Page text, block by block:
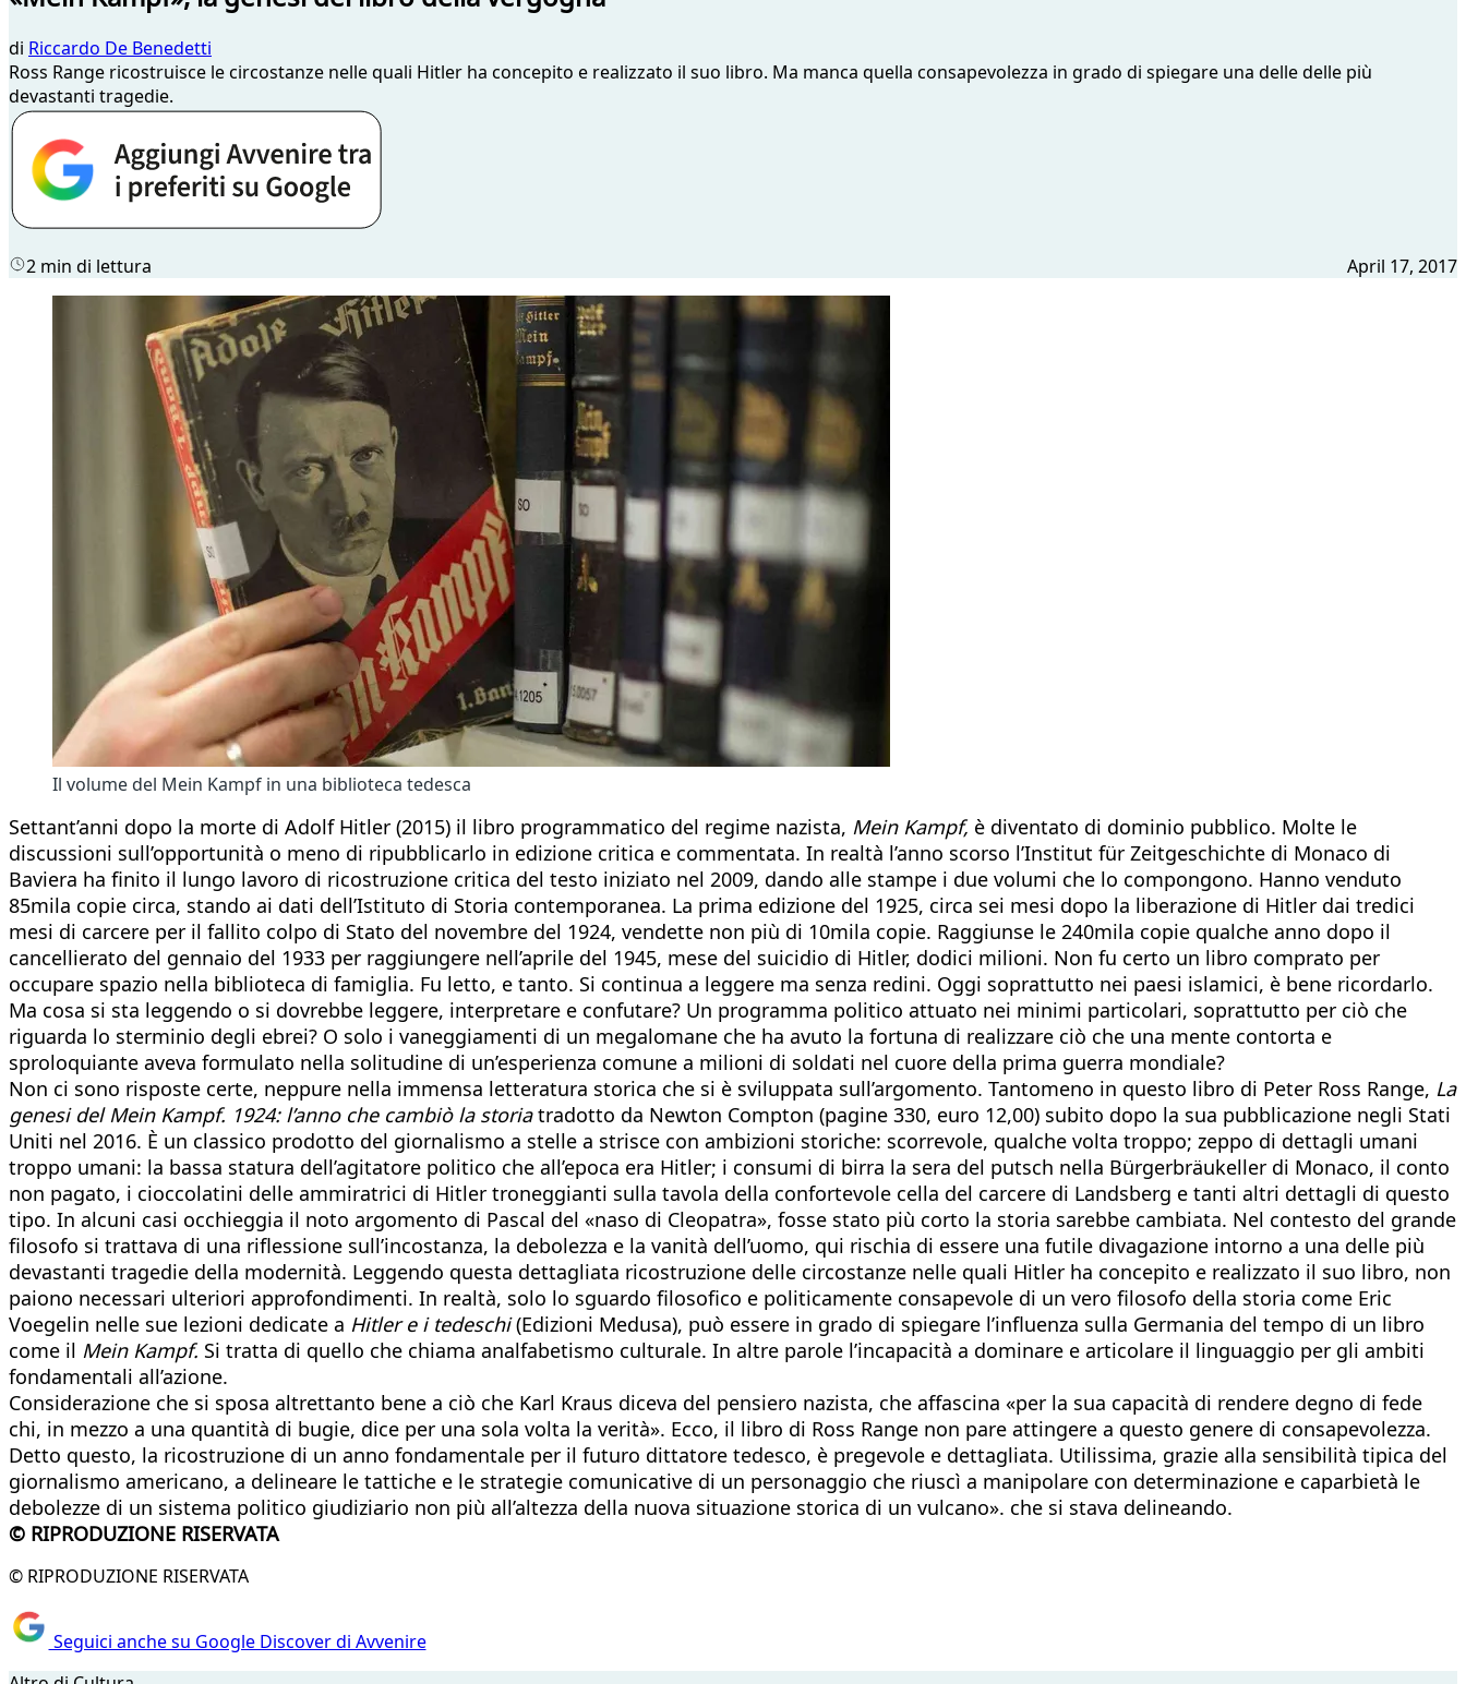
di Riccardo De Benedetti
Ross Range ricostruisce le circostanze nelle quali Hitler ha concepito e realizzato il suo libro. Ma manca quella consapevolezza in grado di spiegare una delle delle più
devastanti tragedie.
2 min di lettura April 17, 2017
Il volume del Mein Kampf in una biblioteca tedesca
Settant’anni dopo la morte di Adolf Hitler (2015) il libro programmatico del regime nazista, Mein Kampf, è diventato di dominio pubblico. Molte le
discussioni sull’opportunità o meno di ripubblicarlo in edizione critica e commentata. In realtà l’anno scorso l’Institut für Zeitgeschichte di Monaco di
Baviera ha finito il lungo lavoro di ricostruzione critica del testo iniziato nel 2009, dando alle stampe i due volumi che lo compongono. Hanno venduto
85mila copie circa, stando ai dati dell’Istituto di Storia contemporanea. La prima edizione del 1925, circa sei mesi dopo la liberazione di Hitler dai tredici
mesi di carcere per il fallito colpo di Stato del novembre del 1924, vendette non più di 10mila copie. Raggiunse le 240mila copie qualche anno dopo il
cancellierato del gennaio del 1933 per raggiungere nell’aprile del 1945, mese del suicidio di Hitler, dodici milioni. Non fu certo un libro comprato per
occupare spazio nella biblioteca di famiglia. Fu letto, e tanto. Si continua a leggere ma senza redini. Oggi soprattutto nei paesi islamici, è bene ricordarlo.
Ma cosa si sta leggendo o si dovrebbe leggere, interpretare e confutare? Un programma politico attuato nei minimi particolari, soprattutto per ciò che
riguarda lo sterminio degli ebrei? O solo i vaneggiamenti di un megalomane che ha avuto la fortuna di realizzare ciò che una mente contorta e
sproloquiante aveva formulato nella solitudine di un’esperienza comune a milioni di soldati nel cuore della prima guerra mondiale?
Non ci sono risposte certe, neppure nella immensa letteratura storica che si è sviluppata sull’argomento. Tantomeno in questo libro di Peter Ross Range, La
genesi del Mein Kampf. 1924: l’anno che cambiò la storiatradotto da Newton Compton (pagine 330, euro 12,00) subito dopo la sua pubblicazione negli Stati
Uniti nel 2016. È un classico prodotto del giornalismo a stelle a strisce con ambizioni storiche: scorrevole, qualche volta troppo; zeppo di dettagli umani
troppo umani: la bassa statura dell’agitatore politico che all’epoca era Hitler; i consumi di birra la sera del putsch nella Bürgerbräukeller di Monaco, il conto
non pagato, i cioccolatini delle ammiratrici di Hitler troneggianti sulla tavola della confortevole cella del carcere di Landsberg e tanti altri dettagli di questo
tipo. In alcuni casi occhieggia il noto argomento di Pascal del «naso di Cleopatra», fosse stato più corto la storia sarebbe cambiata. Nel contesto del grande
filosofo si trattava di una riflessione sull’incostanza, la debolezza e la vanità dell’uomo, qui rischia di essere una futile divagazione intorno a una delle più
devastanti tragedie della modernità. Leggendo questa dettagliata ricostruzione delle circostanze nelle quali Hitler ha concepito e realizzato il suo libro, non
paiono necessari ulteriori approfondimenti. In realtà, solo lo sguardo filosofico e politicamente consapevole di un vero filosofo della storia come Eric
Voegelin nelle sue lezioni dedicate a Hitler e i tedeschi(Edizioni Medusa), può essere in grado di spiegare l’influenza sulla Germania del tempo di un libro
come il Mein Kampf. Si tratta di quello che chiama analfabetismo culturale. In altre parole l’incapacità a dominare e articolare il linguaggio per gli ambiti
fondamentali all’azione.
Considerazione che si sposa altrettanto bene a ciò che Karl Kraus diceva del pensiero nazista, che affascina «per la sua capacità di rendere degno di fede
chi, in mezzo a una quantità di bugie, dice per una sola volta la verità». Ecco, il libro di Ross Range non pare attingere a questo genere di consapevolezza.
Detto questo, la ricostruzione di un anno fondamentale per il futuro dittatore tedesco, è pregevole e dettagliata. Utilissima, grazie alla sensibilità tipica del
giornalismo americano, a delineare le tattiche e le strategie comunicative di un personaggio che riuscì a manipolare con determinazione e caparbietà le
debolezze di un sistema politico giudiziario non più all’altezza della nuova situazione storica di un vulcano». che si stava delineando.
© RIPRODUZIONE RISERVATA
© RIPRODUZIONE RISERVATA
Seguici anche su Google Discover di Avvenire